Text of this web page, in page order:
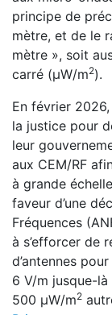
principe de
mètre, et de le
mètre », soit
carré (μW/m2).
En février
la justice pour
leur
aux CEM/RF
à grande
faveur d’une
Fréquences
à s’efforcer de
d’antennes
6 V/m jusque-
500 μW/m2